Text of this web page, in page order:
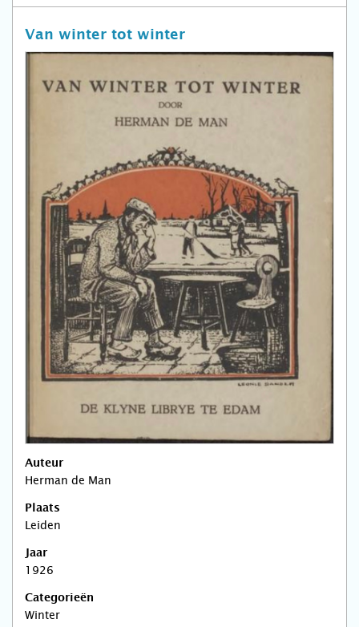
Van winter tot winter
Auteur
Herman de Man
Plaats
Leiden
Jaar
1926
Categorieën
Winter